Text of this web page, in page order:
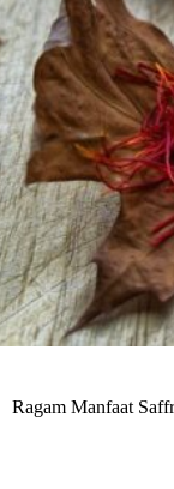
Ragam Manfaat